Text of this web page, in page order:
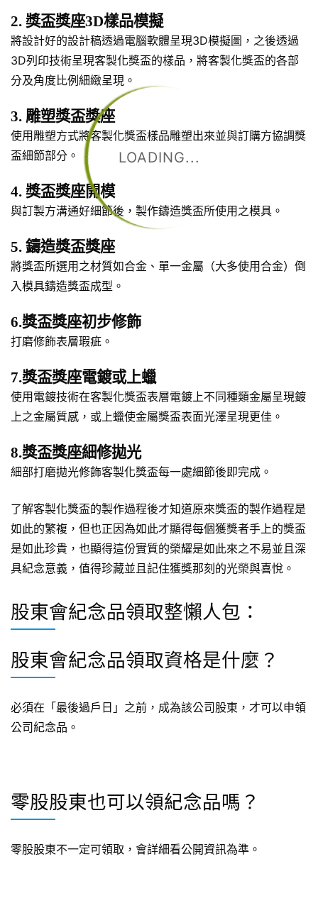
LOADING...
2. 獎盃獎座3D樣品模擬
將設計好的設計稿透過電腦軟體呈現3D模擬圖，之後透過
3D列印技術呈現客製化獎盃的樣品，將客製化獎盃的各部
分及角度比例細緻呈現。
3. 雕塑獎盃獎座
使用雕塑方式將客製化獎盃樣品雕塑出來並與訂購方協調獎
盃細節部分。
4. 獎盃獎座開模
與訂製方溝通好細節後，製作鑄造獎盃所使用之模具。
5. 鑄造獎盃獎座
將獎盃所選用之材質如合金、單一金屬（大多使用合金）倒
入模具鑄造獎盃成型。
6.獎盃獎座初步修飾
打磨修飾表層瑕疵。
7.獎盃獎座電鍍或上蠟
使用電鍍技術在客製化獎盃表層電鍍上不同種類金屬呈現鍍
上之金屬質感，或上蠟使金屬獎盃表面光澤呈現更佳。
8.獎盃獎座細修拋光
細部打磨拋光修飾客製化獎盃每一處細節後即完成。
了解客製化獎盃的製作過程後才知道原來獎盃的製作過程是
如此的繁複，但也正因為如此才顯得每個獲獎者手上的獎盃
是如此珍貴，也顯得這份實質的榮耀是如此來之不易並且深
具紀念意義，值得珍藏並且記住獲獎那刻的光榮與喜悅。
股東會紀念品領取整懶人包：
股東會紀念品領取資格是什麼？
必須在「最後過戶日」之前，成為該公司股東，才可以申領
公司紀念品。
零股股東也可以領紀念品嗎？
零股股東不一定可領取，會詳細看公開資訊為準。